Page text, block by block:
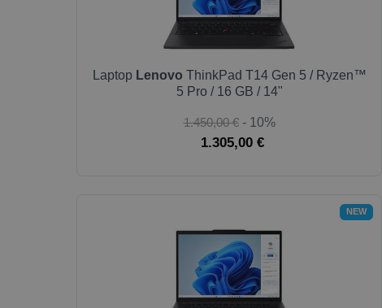
Laptop Lenovo ThinkPad T14 Gen 5 / Ryzen™
5 Pro / 16 GB / 14"
1.450,00 € - 10%
1.305,00 €
NEW